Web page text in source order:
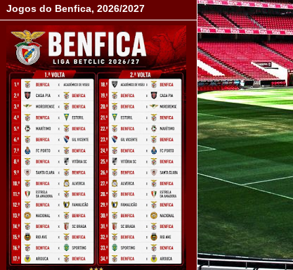
Jogos do Benfica, 2026/2027